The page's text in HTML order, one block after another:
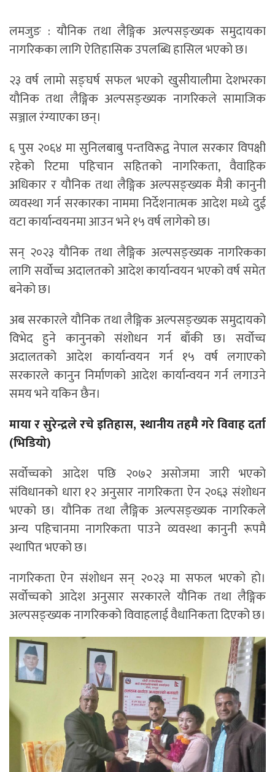
लमजुङ : यौनिक तथा लैङ्गिक अल्पसङ्ख्यक समुदायका
नागरिकका लागि ऐतिहासिक उपलब्धि हासिल भएको छ।
२३ वर्ष लामो सङ्घर्ष सफल भएको खुसीयालीमा देशभरका
यौनिक तथा लैङ्गिक अल्पसङ्ख्यक नागरिकले सामाजिक
सञ्जाल रंग्याएका छन्।
६ पुस २०६४ मा सुनिलबाबु पन्तविरूद्व नेपाल सरकार विपक्षी
रहेको रिटमा पहिचान सहितको नागरिकता, वैवाहिक
अधिकार र यौनिक तथा लैङ्गिक अल्पसङ्ख्यक मैत्री कानुनी
व्यवस्था गर्न सरकारका नाममा निर्देशनात्मक आदेश मध्ये दुई
वटा कार्यान्वयनमा आउन भने १५ वर्ष लागेको छ।
सन् २०२३ यौनिक तथा लैङ्गिक अल्पसङ्ख्यक नागरिकका
लागि सर्वोच्च अदालतको आदेश कार्यान्वयन भएको वर्ष समेत
बनेको छ।
अब सरकारले यौनिक तथा लैङ्गिक अल्पसङ्ख्यक समुदायको
विभेद हुने कानुनको संशोधन गर्न बाँकी छ। सर्वोच्च
अदालतको आदेश कार्यान्वयन गर्न १५ वर्ष लगाएको
सरकारले कानुन निर्माणको आदेश कार्यान्वयन गर्न लगाउने
समय भने यकिन छैन।
माया र सुरेन्द्रले रचे इतिहास, स्थानीय तहमै गरे विवाह दर्ता
(भिडियो)
सर्वोच्चको आदेश पछि २०७२ असोजमा जारी भएको
संविधानको धारा १२ अनुसार नागरिकता ऐन २०६३ संशोधन
भएको छ। यौनिक तथा लैङ्गिक अल्पसङ्ख्यक नागरिकले
अन्य पहिचानमा नागरिकता पाउने व्यवस्था कानुनी रूपमै
स्थापित भएको छ।
नागरिकता ऐन संशोधन सन् २०२३ मा सफल भएको हो।
सर्वोच्चको आदेश अनुसार सरकारले यौनिक तथा लैङ्गिक
अल्पसङ्ख्यक नागरिकको विवाहलाई वैधानिकता दिएको छ।